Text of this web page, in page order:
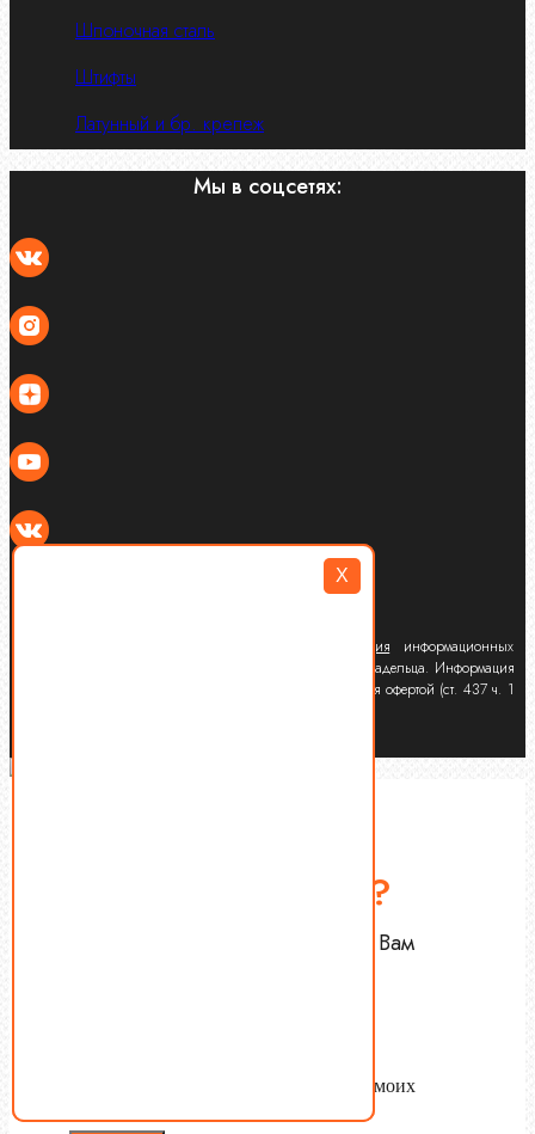
X
Шпоночная сталь
Штифты
Латунный и бр. крепеж
Мы в соцсетях:
Политика конфиденциальности
публикация информационных
материалов данного сайта без письменного согласия владельца. Информация
на сайте носит информационный характер и не является офертой (ст. 437 ч. 1
Есть вопросы?
Оставьте Ваш номер — мы Вам
моих